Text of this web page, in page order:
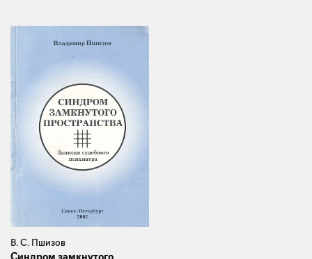
В. С. Пшизов